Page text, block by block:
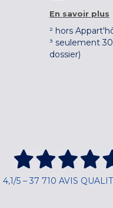
En savoir plus
² hors
³ seulement
dossier)
4,1/5 – 37 710 AVIS